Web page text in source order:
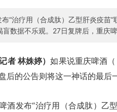
“治疗用（合成肽）乙型肝炎疫苗
数据不乐观。27日复牌后，重庆
者 林姝婷）如果说重庆啤酒（
后的公告则将这一神话的最后
发布“治疗用（合成肽）乙型